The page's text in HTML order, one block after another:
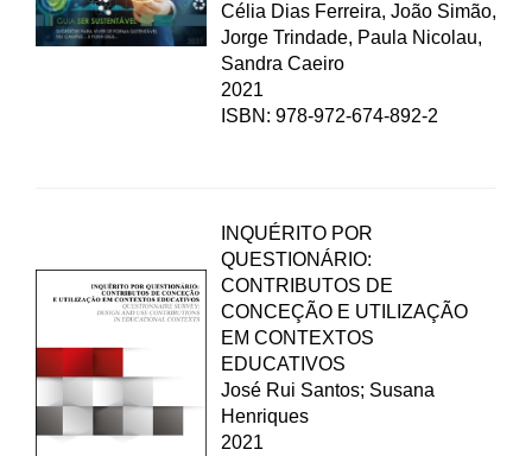
Célia Dias Ferreira, João Simão,
Jorge Trindade, Paula Nicolau,
Sandra Caeiro
2021
ISBN: 978-972-674-892-2
INQUÉRITO POR
QUESTIONÁRIO:
CONTRIBUTOS DE
CONCEÇÃO E UTILIZAÇÃO
EM CONTEXTOS
EDUCATIVOS
José Rui Santos; Susana
Henriques
2021